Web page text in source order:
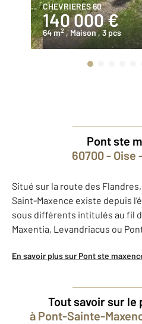
CHEVRIERES 60
140 000 €
64 m2 , Maison, 3 pcs
Pont ste
60700 - Oise
Situé sur la route des Flandres,
Saint-Maxence existe depuis
sous différents intitulés au fil
Maxentia, Levandriacus ou
En savoir plus sur Pont ste
Tout savoir sur
à Pont-Sainte-